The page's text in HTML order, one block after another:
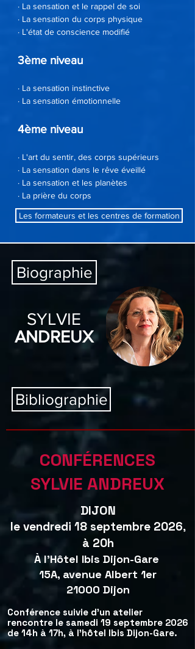
· La sensation et le rappel de soi
· La sensation du corps physique
· L'état de conscience modifié
3ème niveau
· La sensation instinctive
· La sensation émotionnelle
4ème niveau
· L'art du sentir, des corps supérieurs
· La sensation dans le rêve éveillé
· La sensation et les planètes
· La prière du corps
Les formateurs et les centres de formation
Biographie
SYLVIE
ANDREUX
Bibliographie
CONFÉRENCES
SYLVIE ANDREUX
DIJON
le vendredi 18 septembre 2026,
à 20h
À l'Hôtel Ibis Dijon-Gare
15A, avenue Albert 1er
21000 Dijon
Conférence suivie d'un atelier
rencontre le samedi 19 septembre 2026
de 14h à 17h, à l'hôtel Ibis Dijon-Gare.